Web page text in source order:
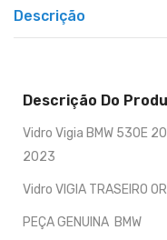
Descrição
Descrição Do
Vidro Vigia BMW 530E
2023
Vidro VIGIA TRASEIRO
PEÇA GENUINA BMW